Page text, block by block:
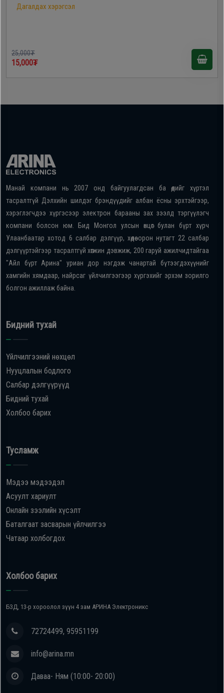
Дагалдах хэрэгсэл
25,000₮
15,000₮
Манай компани нь 2007 онд байгуулагдсан ба өдийг хүртэл
тасралтгүй Дэлхийн шилдэг брэндүүдийг албан ёсны эрхтэйгээр,
хэрэглэгчдээ хүргэсээр электрон барааны зах зээлд тэргүүлэгч
компани болсон юм. Бид Монгол улсын өнцөг булан бүрт хүрч
Улаанбаатар хотод 6 салбар дэлгүүр, хөдөө орон нутагт 22 салбар
дэлгүүртэйгээр тасралтгүй хөгжин дэвжиж, 200 гаруй ажилчидтайгаа
"Айл бүрт Арина" уриан дор нэгдэж чанартай бүтээгдэхүүнийг
хамгийн хямдаар, найрсаг үйлчилгээгээр хүргэхийг эрхэм зорилго
болгон ажиллаж байна.
Бидний тухай
Үйлчилгээний нөхцөл
Нууцлалын бодлого
Салбар дэлгүүрүүд
Бидний тухай
Холбоо барих
Тусламж
Мэдээ мэдээдэл
Асуулт хариулт
Онлайн зээлийн хүсэлт
Баталгаат засварын үйлчилгээ
Чатаар холбогдох
Холбоо барих
БЗД, 13-р хороолол зүүн 4 зам АРИНА Электроникс
72724499, 95951199
info@arina.mn
Даваа- Ням (10:00- 20:00)